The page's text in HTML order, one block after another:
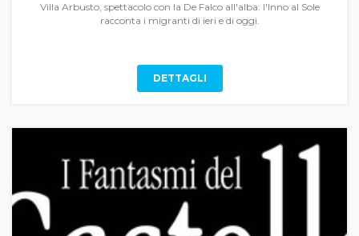
Villa Arbusto, spettacolo con la De Falco all'alba: l'Inno al Sole
racconta i migranti di ieri e di oggi.
DETTAGLI